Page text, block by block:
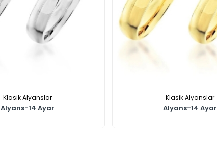
Klasik Alyanslar
Alyans-14 Ayar
Klasik Alyanslar
Alyans-14 Ayar